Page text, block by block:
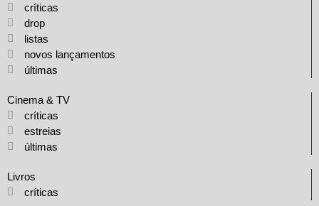
críticas
drop
listas
novos lançamentos
últimas
Cinema & TV
críticas
estreias
últimas
Livros
críticas